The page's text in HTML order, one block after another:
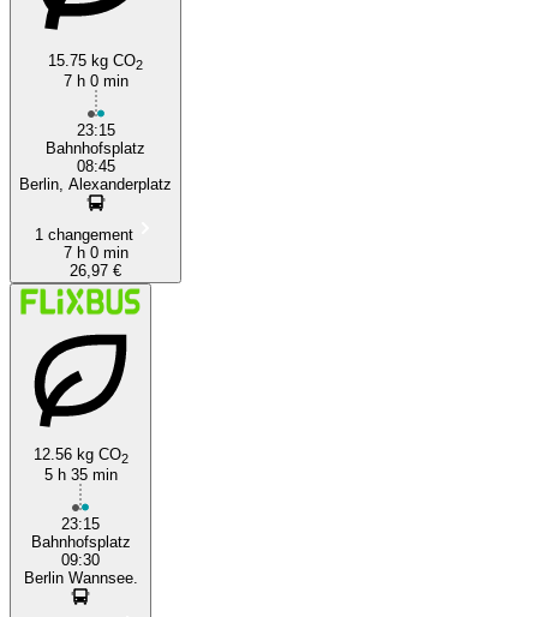
15.75 kg CO2
7 h 0 min
23:15
Bahnhofsplatz
08:45
Berlin, Alexanderplatz
1 changement
7 h 0 min
26,97 €
12.56 kg CO2
5 h 35 min
23:15
Bahnhofsplatz
09:30
Berlin Wannsee.